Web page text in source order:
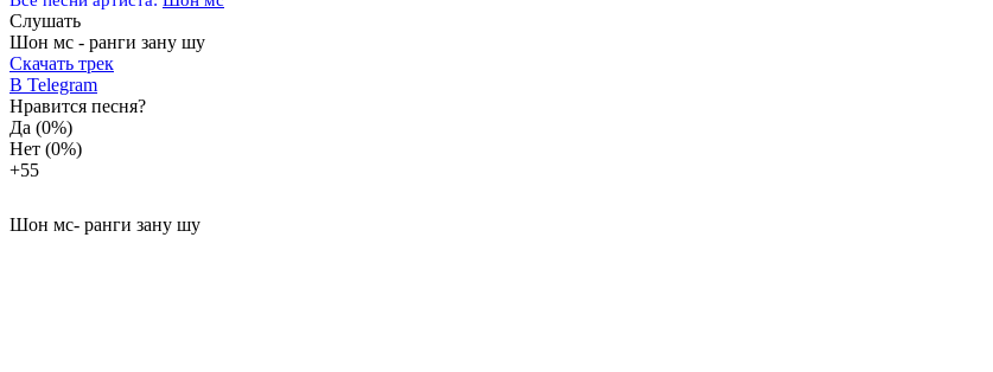
Слушать
Шон мс - ранги зану шу
Скачать трек
В Telegram
Нравится песня?
Да (0%)
Нет (0%)
+55
Шон мс- ранги зану шу